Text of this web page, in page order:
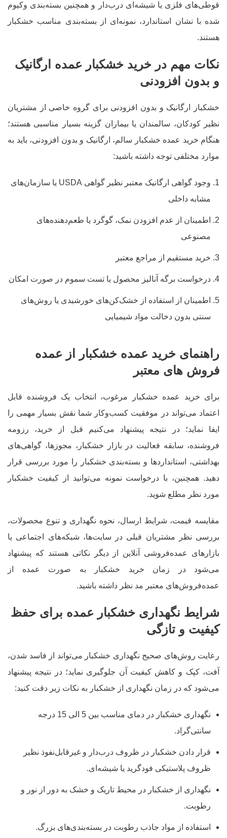
قوطی‌های فلزی یا شیشه‌ای درب‌دار و همچنین بسته‌بندی وکیوم
شده با نشان استاندارد، نمونه‌ای از بسته‌بندی مناسب خشکبار
هستند.
نکات مهم در خرید خشکبار عمده ارگانیک
و بدون افزودنی
خشکبار ارگانیک و بدون افزودنی برای گروه خاصی از مشتریان
نظیر کودکان، سالمندان یا بیماران گزینه بسیار مناسبی هستند؛
هنگام خرید عمده خشکبار سالم، ارگانیک و بدون افزودنی، باید به
موارد مختلفی توجه داشته باشید:
وجود گواهی ارگانیک معتبر نظیر گواهی USDA یا سازمان‌های
مشابه داخلی
اطمینان از عدم افزودن نمک، گوگرد یا طعم‌دهنده‌های
مصنوعی
خرید مستقیم از مراجع معتبر
درخواست برگه آنالیز محصول یا تست سموم در صورت امکان
اطمینان از استفاده از خشک‌کن‌های خورشیدی یا روش‌های
سنتی بدون دخالت مواد شیمیایی
راهنمای خرید عمده خشکبار از عمده
فروش های معتبر
برای خرید عمده خشکبار مرغوب، انتخاب یک فروشنده قابل
اعتماد می‌تواند در موفقیت کسب‌وکار شما نقش بسیار مهمی را
ایفا نماید؛ در نتیجه پیشنهاد می‌کنیم قبل از خرید، رزومه
فروشنده، سابقه فعالیت در بازار خشکبار، مجوزها، گواهی‌های
بهداشتی، استانداردها و بسته‌بندی خشکبار را مورد بررسی قرار
دهید. همچنین، با درخواست نمونه می‌توانید از کیفیت خشکبار
مورد نظر مطلع شوید.
مقایسه قیمت، شرایط ارسال، نحوه نگهداری و تنوع محصولات،
بررسی نظر مشتریان قبلی در سایت‌ها، شبکه‌های اجتماعی یا
بازارهای عمده‌فروشی آنلاین از دیگر نکاتی هستند که پیشنهاد
می‌شود در زمان خرید خشکبار به صورت عمده از
عمده‌فروش‌های معتبر مد نظر داشته باشید.
شرایط نگهداری خشکبار عمده برای حفظ
کیفیت و تازگی
رعایت روش‌های صحیح نگهداری خشکبار می‌تواند از فاسد شدن،
آفت، کپک و کاهش کیفیت آن جلوگیری نماید؛ در نتیجه پیشنهاد
می‌شود که در زمان نگهداری از خشکبار به نکات زیر دقت کنید:
نگهداری خشکبار در دمای مناسب بین 5 الی 15 درجه‌
سانتی‌گراد.
قرار دادن خشکبار در ظروف درب‌دار و غیرقابل‌نفوذ نظیر
ظروف پلاستیکی فودگرید یا شیشه‌ای.
نگهداری از خشکبار در محیط تاریک و خشک به دور از نور و
رطوبت.
استفاده از مواد جاذب رطوبت در بسته‌بندی‌های بزرگ.